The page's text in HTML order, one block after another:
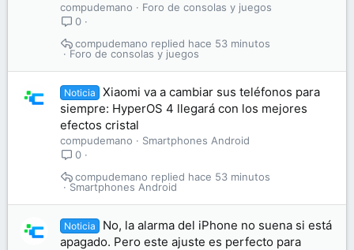
compudemano
Foro de consolas y juegos
0
Foro de consolas y juegos
hace 53 minutos
compudemano
Noticia
Xiaomi va a cambiar sus teléfonos para
siempre: HyperOS 4 llegará con los mejores
efectos cristal
compudemano
Smartphones Android
0
Smartphones Android
hace 53 minutos
compudemano
Noticia
No, la alarma del iPhone no suena si está
apagado. Pero este ajuste es perfecto para